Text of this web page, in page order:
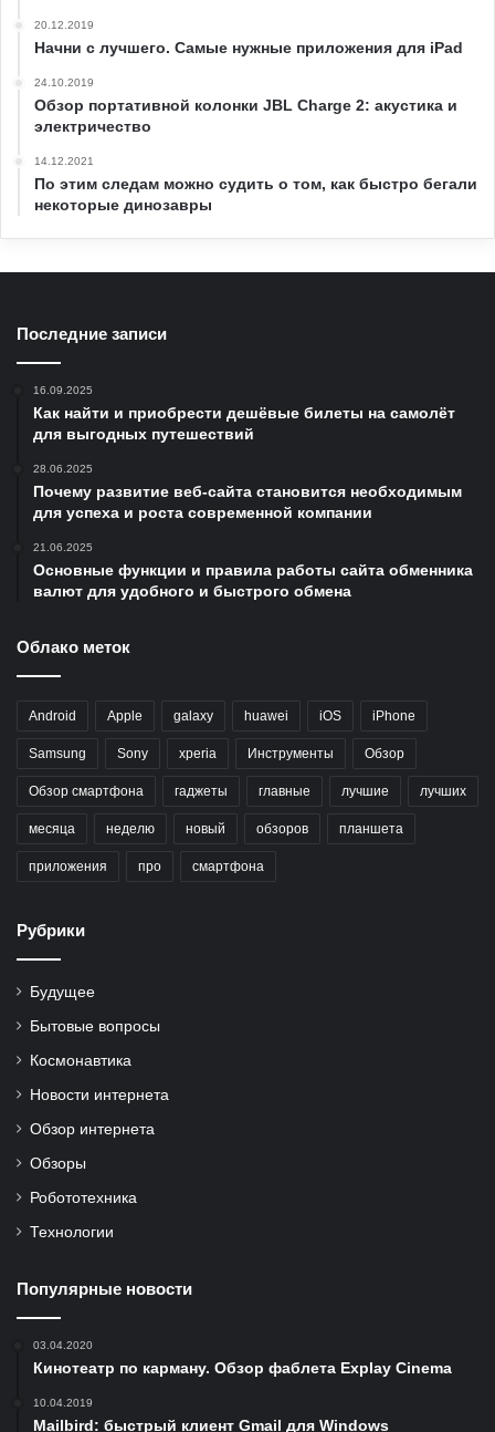
20.12.2019
Начни с лучшего. Самые нужные приложения для iPad
24.10.2019
Обзор портативной колонки JBL Charge 2: акустика и
электричество
14.12.2021
По этим следам можно судить о том, как быстро бегали
некоторые динозавры
Последние записи
16.09.2025
Как найти и приобрести дешёвые билеты на самолёт
для выгодных путешествий
28.06.2025
Почему развитие веб-сайта становится необходимым
для успеха и роста современной компании
21.06.2025
Основные функции и правила работы сайта обменника
валют для удобного и быстрого обмена
Облако меток
Android Apple galaxy huawei iOS iPhone
Samsung Sony xperia Инструменты Обзор
Обзор смартфона гаджеты главные лучшие лучших
месяца неделю новый обзоров планшета
приложения про смартфона
Рубрики
Будущее
Бытовые вопросы
Космонавтика
Новости интернета
Обзор интернета
Обзоры
Робототехника
Технологии
Популярные новости
03.04.2020
Кинотеатр по карману. Обзор фаблета Explay Cinema
10.04.2019
Mailbird: быстрый клиент Gmail для Windows